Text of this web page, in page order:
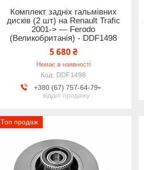
Комплект задніх гальмівних
дисків (2 шт) на Renault Trafic
2001-> — Ferodo
(Великобританія) - DDF1498
5 680 ₴
Немає в наявності
DDF1498
+380 (67) 757-64-79
відділ продажу
Топ продаж